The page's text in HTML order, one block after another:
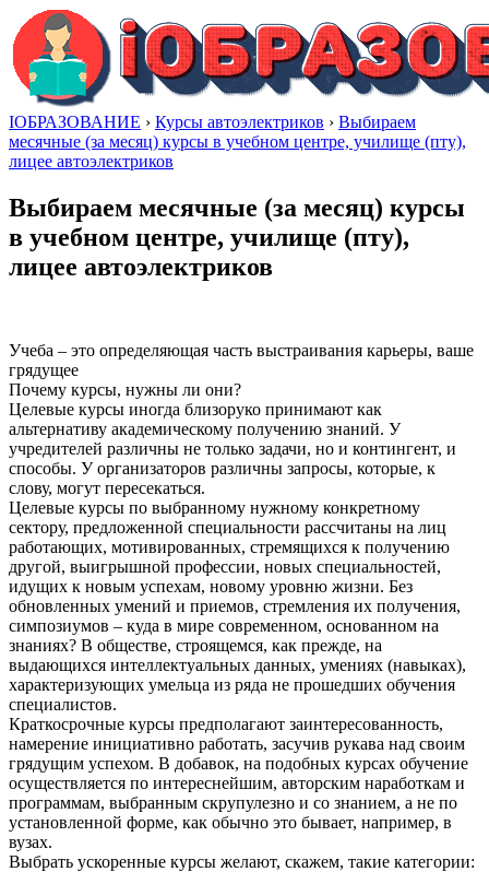
IОБРАЗОВАНИЕ › Курсы автоэлектриков › Выбираем
месячные (за месяц) курсы в учебном центре, училище (пту),
лицее автоэлектриков
Выбираем месячные (за месяц) курсы
в учебном центре, училище (пту),
лицее автоэлектриков
Учеба – это определяющая часть выстраивания карьеры, ваше
грядущее
Почему курсы, нужны ли они?
Целевые курсы иногда близоруко принимают как
альтернативу академическому получению знаний. У
учредителей различны не только задачи, но и контингент, и
способы. У организаторов различны запросы, которые, к
слову, могут пересекаться.
Целевые курсы по выбранному нужному конкретному
сектору, предложенной специальности рассчитаны на лиц
работающих, мотивированных, стремящихся к получению
другой, выигрышной профессии, новых специальностей,
идущих к новым успехам, новому уровню жизни. Без
обновленных умений и приемов, стремления их получения,
симпозиумов – куда в мире современном, основанном на
знаниях? В обществе, строящемся, как прежде, на
выдающихся интеллектуальных данных, умениях (навыках),
характеризующих умельца из ряда не прошедших обучения
специалистов.
Краткосрочные курсы предполагают заинтересованность,
намерение инициативно работать, засучив рукава над своим
грядущим успехом. В добавок, на подобных курсах обучение
осуществляется по интереснейшим, авторским наработкам и
программам, выбранным скрупулезно и со знанием, а не по
установленной форме, как обычно это бывает, например, в
вузах.
Выбрать ускоренные курсы желают, скажем, такие категории: